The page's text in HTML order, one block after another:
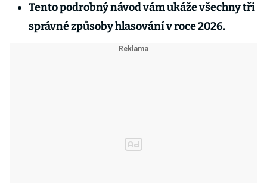
Tento podrobný návod vám ukáže všechny tři
správné způsoby hlasování v roce 2026.